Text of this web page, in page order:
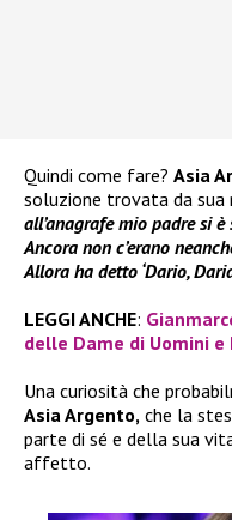
Quindi come fare? Asia
soluzione trovata da sua
all’anagrafe mio padre si è
Ancora non c’erano
Allora ha detto ‘Dario,
LEGGI ANCHE:
delle Dame di Uomini e
Una curiosità che
Asia Argento, che la
parte di sé e della sua
affetto.